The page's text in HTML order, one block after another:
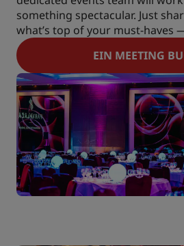
something spectacular. Just
what’s top of your must-haves
EIN MEETING